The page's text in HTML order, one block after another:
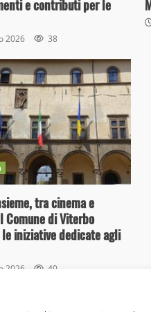
e contributi per le
2026 38
tra cinema e
Comune di Viterbo
iniziative dedicate agli
2026 40